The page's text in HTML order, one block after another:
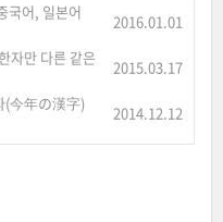
국어, 일본어
2016.01.01
자만 다른 같은
2015.03.17
(今年の漢字)
2014.12.12